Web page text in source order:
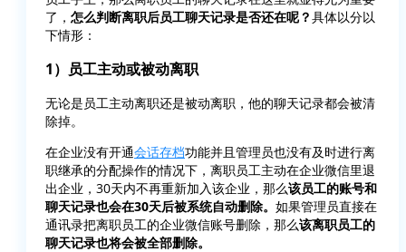
了， 怎么判断离职后员工聊天记录是否还在呢？具体以分以
下情形：
1）员工主动或被动离职
无论是员工主动离职还是被动离职，他的聊天记录都会被清
除掉。
在企业没有开通会话存档功能并且管理员也没有及时进行离
职继承的分配操作的情况下，离职员工主动在企业微信里退
出企业，30天内不再重新加入该企业，那么该员工的账号和
聊天记录也会在30天后被系统自动删除。 如果管理员直接在
通讯录把离职员工的企业微信账号删除，那么该离职员工的
聊天记录也将会被全部删除。